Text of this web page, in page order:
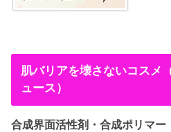
肌バリアを壊さないコスメ
ュース）
合成界面活性剤・合成ポリマ